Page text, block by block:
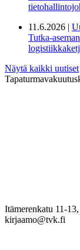
11.6.2026 |
Tutka-
Näytä kaikki uutiset
Itämerenkatu 11-
kirjaamo@tvk.fi